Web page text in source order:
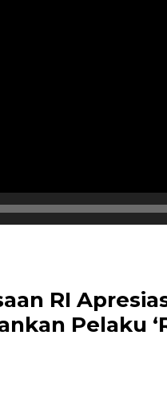
RI
Pelaku